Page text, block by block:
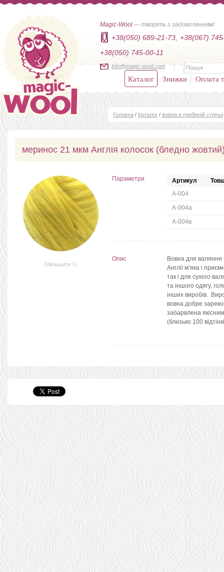
Magic-Wool — творіть з задоволенням!
+38(050) 689-21-73,
+38(067)
+38(050) 745-00-11
info@magic-wool.com
Каталог Знижки Оплата
Головна / Каталог / вовна в гребінній стрічці
меринос 21 мкм Англія колосок (бледно
Збільшити
Параметри Артикул
А-004
А-004а
А-004в
Опис
Вовна для
Англії м’яка і
так і для сухого
та іншого одягу,
інших виробів.
вовна добре
забарвлена
(близько 100